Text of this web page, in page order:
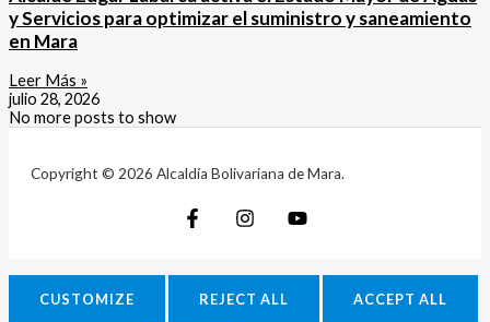
y Servicios para optimizar el suministro y saneamiento
en Mara
Leer Más »
julio 28, 2026
No more posts to show
Copyright © 2026 Alcaldía Bolivariana de Mara.
CUSTOMIZE REJECT ALL ACCEPT ALL